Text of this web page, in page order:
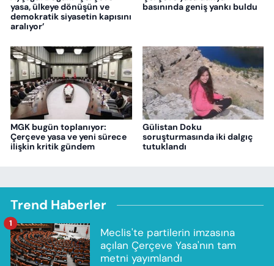
yasa, ülkeye dönüşün ve
demokratik siyasetin kapısını
aralıyor’
basınında geniş yankı buldu
MGK bugün toplanıyor:
Çerçeve yasa ve yeni sürece
ilişkin kritik gündem
Gülistan Doku
soruşturmasında iki dalgıç
tutuklandı
Trend Haberler
Meclis'te partilerin imzasına
açılan Çerçeve Yasa'nın tam
metni yayımlandı
1